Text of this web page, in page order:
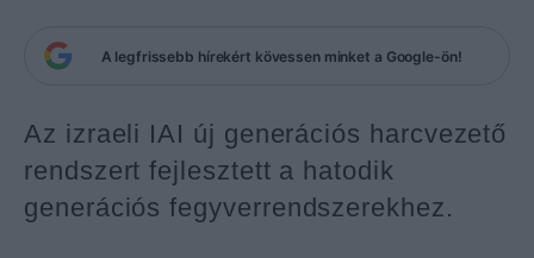
A legfrissebb hírekért kövessen minket a Google-ön!
Az izraeli IAI új generációs harcvezető
rendszert fejlesztett a hatodik
generációs fegyverrendszerekhez.